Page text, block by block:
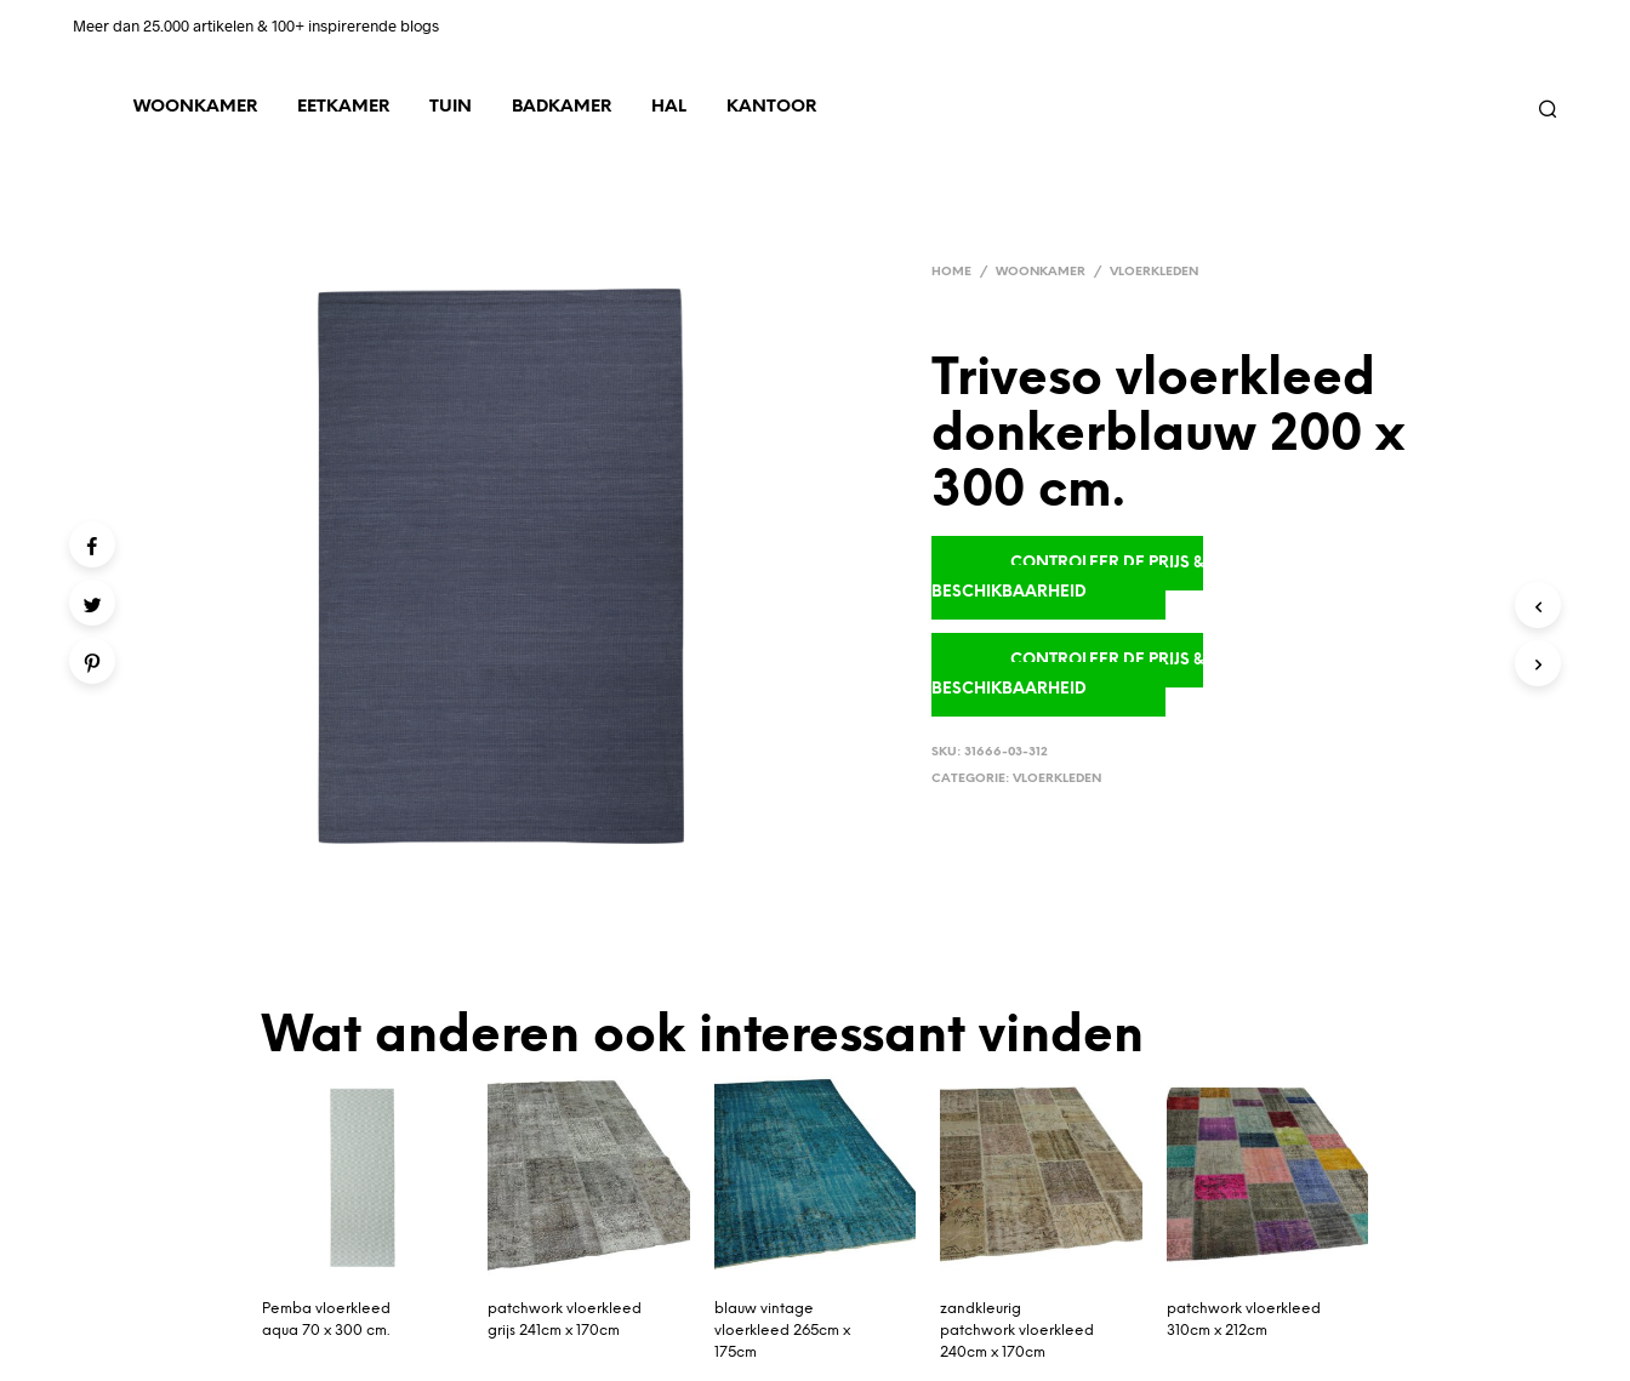
Meer dan 25.000 artikelen & 100+ inspirerende blogs
WOONKAMER EETKAMER TUIN BADKAMER HAL KANTOOR
HOME / WOONKAMER / VLOERKLEDEN
Triveso vloerkleed
donkerblauw 200 x
300 cm.
CONTROLEER DE PRIJS &
BESCHIKBAARHEID
CONTROLEER DE PRIJS &
BESCHIKBAARHEID
SKU:31666-03-312
CATEGORIE:VLOERKLEDEN
Wat anderen ook interessant vinden
Pemba vloerkleed
aqua 70 x 300 cm.
patchwork vloerkleed
grijs 241cm x 170cm
blauw vintage
vloerkleed 265cm x
175cm
zandkleurig
patchwork vloerkleed
240cm x 170cm
patchwork vloerkleed
310cm x 212cm